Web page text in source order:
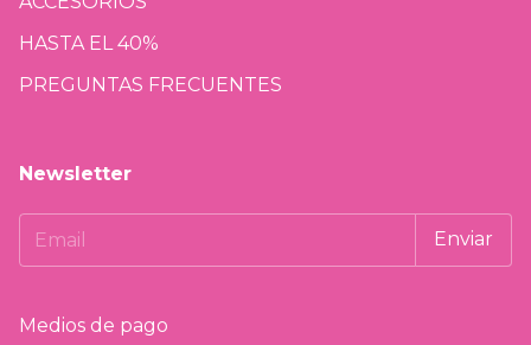
HASTA EL 40%
PREGUNTAS FRECUENTES
Newsletter
Medios de pago